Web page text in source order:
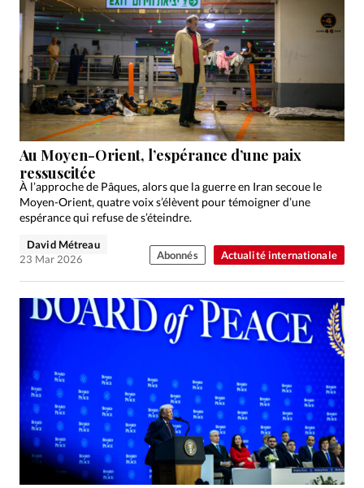
Actualité internationale
Au Moyen-Orient, l’espérance d’une paix
ressuscitée
À l’approche de Pâques, alors que la guerre en Iran secoue le
Moyen-Orient, quatre voix s’élèvent pour témoigner d’une
espérance qui refuse de s’éteindre.
David Métreau
23 Mar 2026
Abonnés